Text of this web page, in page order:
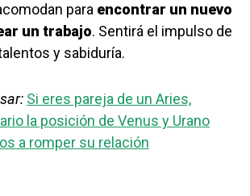
para encontrar un nuevo
un trabajo. Sentirá el impulso de
y sabiduría.
Si eres pareja de un Aries,
la posición de Venus y Urano
a romper su relación